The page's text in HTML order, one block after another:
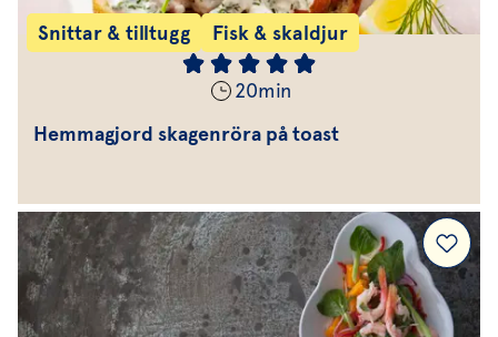
Snittar & tilltugg Fisk & skaldjur
20min
Hemmagjord skagenröra på toast